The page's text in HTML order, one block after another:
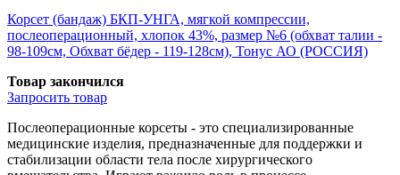
Корсет (бандаж) БКП-УНГА, мягкой компрессии,
послеоперационный, хлопок 43%, размер №6 (обхват талии -
98-109см, Обхват бёдер - 119-128см), Тонус АО (РОССИЯ)
Товар закончился
Запросить товар
Послеоперационные корсеты - это специализированные
медицинские изделия, предназначенные для поддержки и
стабилизации области тела после хирургического